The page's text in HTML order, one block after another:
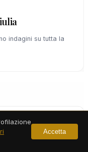
indagini su tutta la
privato a
Accetta